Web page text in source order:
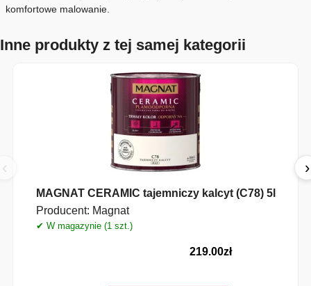
komfortowe malowanie.
Inne produkty z tej samej kategorii
‹
MAGNAT CERAMIC tajemniczy kalcyt (C78) 5l
Producent: Magnat
✔ W magazynie (1 szt.)
219.00zł
›